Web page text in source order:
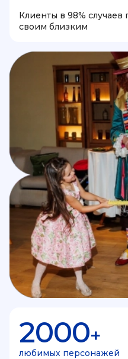
Клиенты в 98%
своим близким
2000+
любимых персонажей